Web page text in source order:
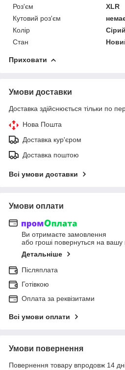
Роз'єм
XLR
Кутовий роз'єм
Колір
Сірий
Стан
Приховати
Умови доставки
Доставка здійснюється тільки по
Нова Пошта
Доставка кур'єром
Доставка поштою
Всі умови доставки
Умови оплати
Ви отримаєте замовлення
або гроші повернуться на вашу
Детальніше
Післяплата
Готівкою
Оплата за реквізитами
Всі умови оплати
Умови повернення
Повернення товару впродовж 14